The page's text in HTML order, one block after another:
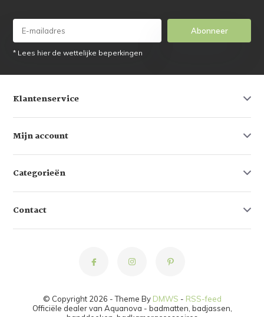
Abonneer
* Lees hier de wettelijke beperkingen
Klantenservice
Mijn account
Categorieën
Contact
© Copyright 2026 - Theme By DMWS - RSS-feed
Officiële dealer van Aquanova - badmatten, badjassen,